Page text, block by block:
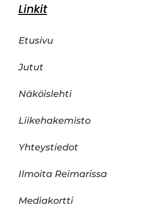
Linkit
Etusivu
Jutut
Näköislehti
Liikehakemisto
Yhteystiedot
Ilmoita Reimarissa
Mediakortti